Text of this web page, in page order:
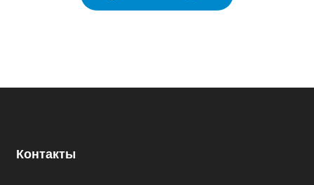
Контакты